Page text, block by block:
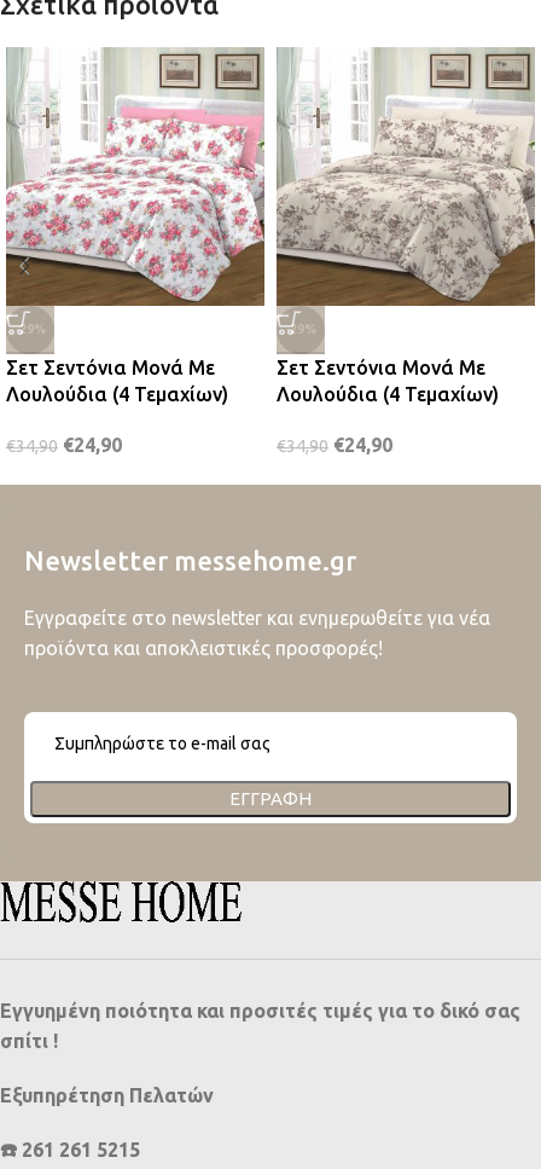
-29%
Σετ Σεντόνια Μονά Με
Λουλούδια (4 Τεμαχίων)
€34,90 €24,90
-29%
Σετ Σεντόνια Μονά Με
Λουλούδια (4 Τεμαχίων)
€34,90 €24,90
Newsletter messehome.gr
Εγγραφείτε στο newsletter και ενημερωθείτε για νέα
προϊόντα και αποκλειστικές προσφορές!
ΕΓΓΡΑΦΉ
Εγγυημένη ποιότητα και προσιτές τιμές για το δικό σας
σπίτι !
Εξυπηρέτηση Πελατών
☎️ 261 261 5215